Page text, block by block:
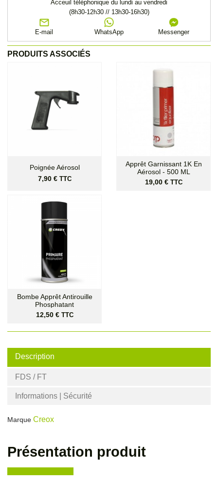
Acceuil téléphonique du lundi au vendredi
(8h30-12h30 // 13h30-16h30)
E-mail WhatsApp Messenger
PRODUITS ASSOCIÉS
Poignée Aérosol
Prix
7,90 € TTC
Apprêt Garnissant 1K En
Aérosol - 500 ML
Prix
19,00 € TTC
Bombe Apprêt Antirouille
Phosphatant
Prix
12,50 € TTC
Description
FDS / FT
Informations | Sécurité
Marque Creox
Présentation produit